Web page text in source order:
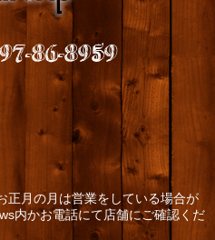
86-8959
月の月は営業をしている場合が
内かお電話にて店舗にご確認くだ